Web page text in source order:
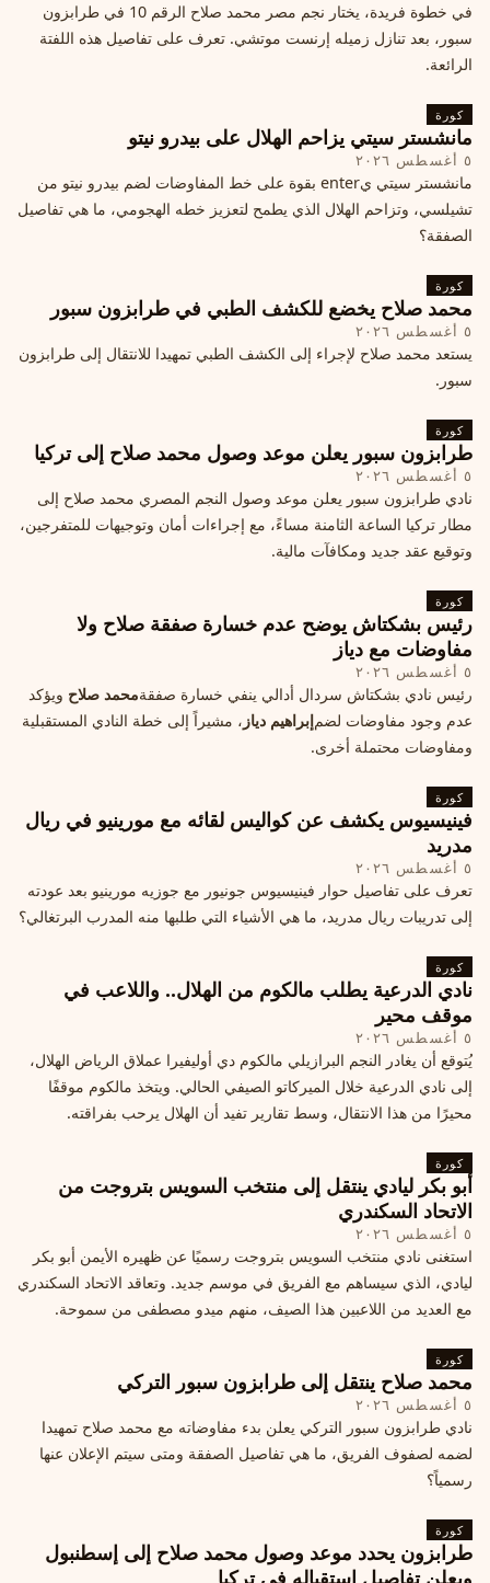
في خطوة فريدة، يختار نجم مصر محمد صلاح الرقم 10 في طرابزون
سبور، بعد تنازل زميله إرنست موتشي. تعرف على تفاصيل هذه اللفتة
الرائعة.
كورة
مانشستر سيتي يزاحم الهلال على بيدرو نيتو
٥ أغسطس ٢٠٢٦
مانشستر سيتي يenter بقوة على خط المفاوضات لضم بيدرو نيتو من
تشيلسي، وتزاحم الهلال الذي يطمح لتعزيز خطه الهجومي، ما هي تفاصيل
الصفقة؟
كورة
محمد صلاح يخضع للكشف الطبي في طرابزون سبور
٥ أغسطس ٢٠٢٦
يستعد محمد صلاح لإجراء إلى الكشف الطبي تمهيدا للانتقال إلى طرابزون
سبور.
كورة
طرابزون سبور يعلن موعد وصول محمد صلاح إلى تركيا
٥ أغسطس ٢٠٢٦
نادي طرابزون سبور يعلن موعد وصول النجم المصري محمد صلاح إلى
مطار تركيا الساعة الثامنة مساءً، مع إجراءات أمان وتوجيهات للمتفرجين،
وتوقيع عقد جديد ومكافآت مالية.
كورة
رئيس بشكتاش يوضح عدم خسارة صفقة صلاح ولا
مفاوضات مع دياز
٥ أغسطس ٢٠٢٦
رئيس نادي بشكتاش سردال أدالي ينفي خسارة صفقةمحمد صلاح ويؤكد
عدم وجود مفاوضات لضمإبراهيم دياز ، مشيراً إلى خطة النادي المستقبلية
ومفاوضات محتملة أخرى.
كورة
فينيسيوس يكشف عن كواليس لقائه مع مورينيو في ريال
مدريد
٥ أغسطس ٢٠٢٦
تعرف على تفاصيل حوار فينيسيوس جونيور مع جوزيه مورينيو بعد عودته
إلى تدريبات ريال مدريد، ما هي الأشياء التي طلبها منه المدرب البرتغالي؟
كورة
نادي الدرعية يطلب مالكوم من الهلال.. واللاعب في
موقف محير
٥ أغسطس ٢٠٢٦
يُتوقع أن يغادر النجم البرازيلي مالكوم دي أوليفيرا عملاق الرياض الهلال،
إلى نادي الدرعية خلال الميركاتو الصيفي الحالي. ويتخذ مالكوم موقفًا
محيرًا من هذا الانتقال، وسط تقارير تفيد أن الهلال يرحب بفراقته.
كورة
أبو بكر ليادي ينتقل إلى منتخب السويس بتروجت من
الاتحاد السكندري
٥ أغسطس ٢٠٢٦
استغنى نادي منتخب السويس بتروجت رسميًا عن ظهيره الأيمن أبو بكر
ليادي، الذي سيساهم مع الفريق في موسم جديد. وتعاقد الاتحاد السكندري
مع العديد من اللاعبين هذا الصيف، منهم ميدو مصطفى من سموحة.
كورة
محمد صلاح ينتقل إلى طرابزون سبور التركي
٥ أغسطس ٢٠٢٦
نادي طرابزون سبور التركي يعلن بدء مفاوضاته مع محمد صلاح تمهيدا
لضمه لصفوف الفريق، ما هي تفاصيل الصفقة ومتى سيتم الإعلان عنها
رسمياً؟
كورة
طرابزون يحدد موعد وصول محمد صلاح إلى إسطنبول
ويعلن تفاصيل استقباله في تركيا